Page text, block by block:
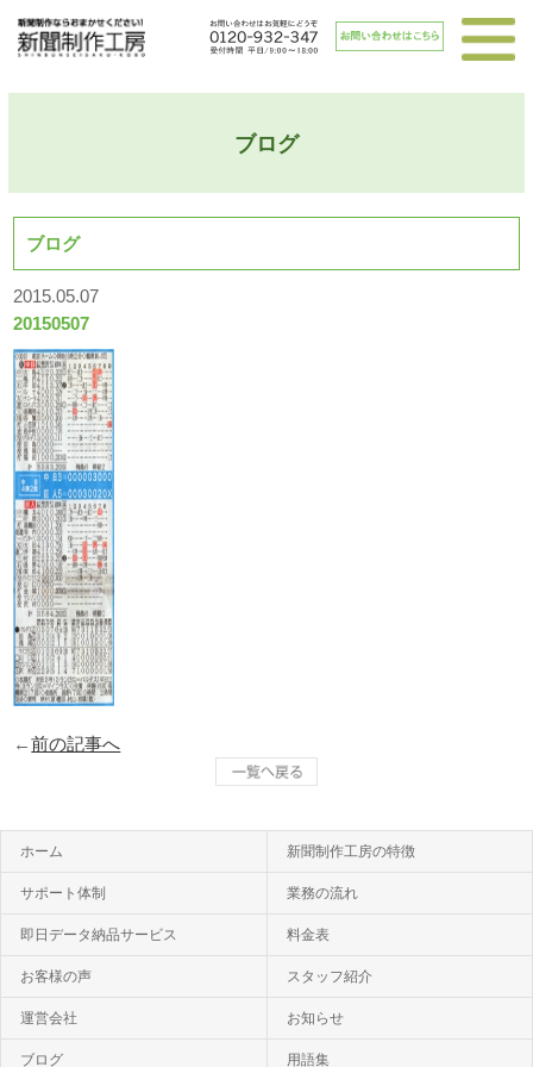
ブログ
ブログ
2015.05.07
20150507
←前の記事へ
ホーム 新聞制作工房の特徴
サポート体制 業務の流れ
即日データ納品サービス 料金表
お客様の声 スタッフ紹介
運営会社 お知らせ
ブログ 用語集